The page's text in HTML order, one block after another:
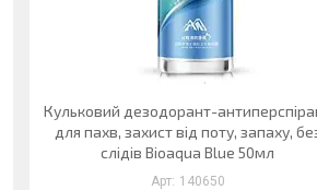
Кульковий дезодорант-
для пахв, захист від поту, запаху,
слідів Bioaqua Blue 50мл
140650